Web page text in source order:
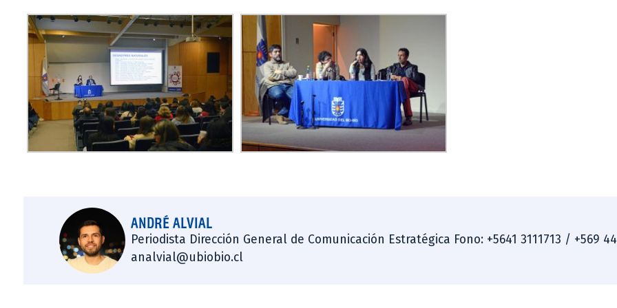
ANDRÉ ALVIAL
Periodista Dirección General de Comunicación Estratégica Fono: +5641 3111713 / +569
analvial@ubiobio.cl